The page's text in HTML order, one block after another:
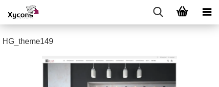
HG_theme149